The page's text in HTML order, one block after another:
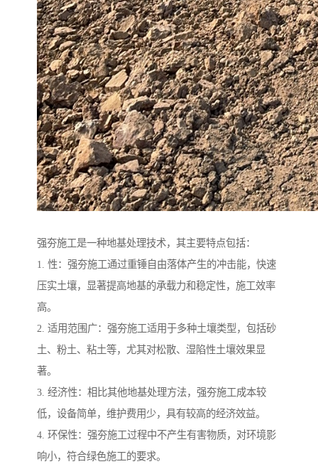
强夯施工是一种地基处理技术，其主要特点包括：
1. 性：强夯施工通过重锤自由落体产生的冲击能，快速
压实土壤，显著提高地基的承载力和稳定性，施工效率
高。
2. 适用范围广：强夯施工适用于多种土壤类型，包括砂
土、粉土、粘土等，尤其对松散、湿陷性土壤效果显
著。
3. 经济性：相比其他地基处理方法，强夯施工成本较
低，设备简单，维护费用少，具有较高的经济效益。
4. 环保性：强夯施工过程中不产生有害物质，对环境影
响小，符合绿色施工的要求。